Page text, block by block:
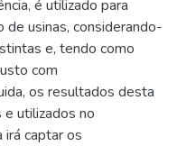
é utilizado para
usinas, considerando-
e, tendo como
com
os resultados desta
utilizados no
captar os